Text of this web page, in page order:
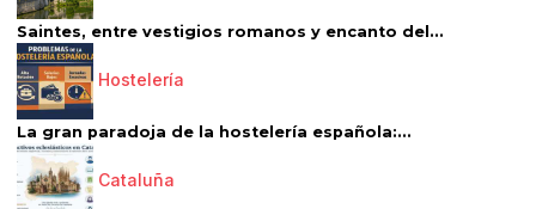
Saintes, entre vestigios romanos y encanto del...
Hostelería
La gran paradoja de la hostelería española:...
Cataluña